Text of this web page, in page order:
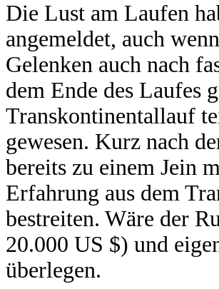
Die Lust am Laufen
angemeldet, auch
Gelenken auch nach
dem Ende des Laufes
Transkontinentallauf
gewesen. Kurz nach
bereits zu einem Jein
Erfahrung aus dem
bestreiten. Wäre der
20.000 US $) und
überlegen.